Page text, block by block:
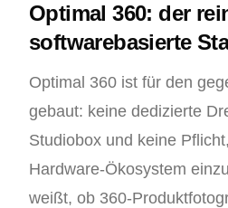
Optimal 360: der
softwarebasierte
Optimal 360 ist für den
gebaut: keine dedizierte
Studiobox und keine
Hardware-Ökosystem
weißt, ob 360-